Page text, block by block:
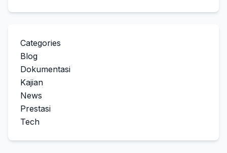
Categories
Blog
Dokumentasi
Kajian
News
Prestasi
Tech